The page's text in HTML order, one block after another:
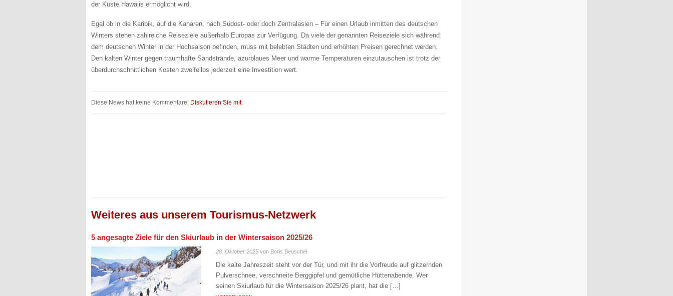
der Küste Hawaiis ermöglicht wird.
Egal ob in die Karibik, auf die Kanaren, nach Südost- oder doch Zentralasien – Für einen Urlaub inmitten des deutschen
Winters stehen zahlreiche Reiseziele außerhalb Europas zur Verfügung. Da viele der genannten Reiseziele sich während
dem deutschen Winter in der Hochsaison befinden, muss mit belebten Städten und erhöhten Preisen gerechnet werden.
Den kalten Winter gegen traumhafte Sandstrände, azurblaues Meer und warme Temperaturen einzutauschen ist trotz der
überdurchschnittlichen Kosten zweifellos jederzeit eine Investition wert.
Diese News hat keine Kommentare. Diskutieren Sie mit.
Weiteres aus unserem Tourismus-Netzwerk
5 angesagte Ziele für den Skiurlaub in der Wintersaison 2025/26
28. Oktober 2025 von Boris Beuschel
Die kalte Jahreszeit steht vor der Tür, und mit ihr die Vorfreude auf glitzernden
Pulverschnee, verschneite Berggipfel und gemütliche Hüttenabende. Wer
seinen Skiurlaub für die Wintersaison 2025/26 plant, hat die […]